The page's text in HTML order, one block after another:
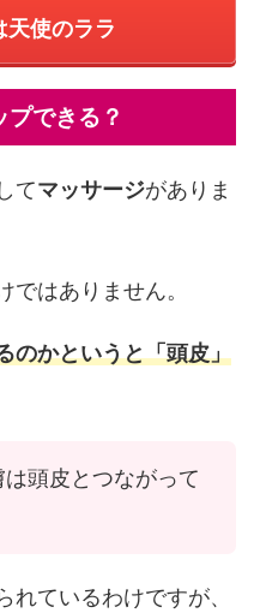
天使のララ
プできる？
てマッサージがありま
ではありません。
のかというと「頭皮」
頭皮とつながって
ているわけですが、